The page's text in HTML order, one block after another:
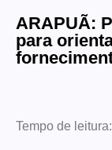
ARAPUÃ:
para
Tempo de leitura: